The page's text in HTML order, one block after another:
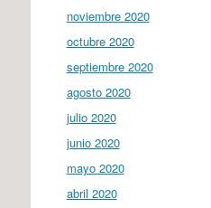
noviembre 2020
octubre 2020
septiembre 2020
agosto 2020
julio 2020
junio 2020
mayo 2020
abril 2020